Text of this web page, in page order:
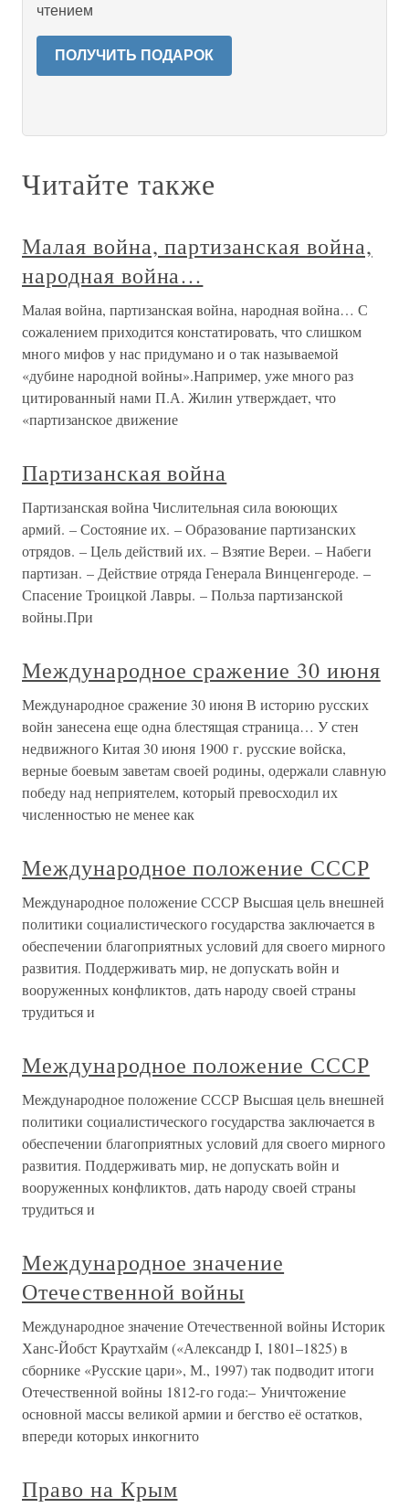
чтением
ПОЛУЧИТЬ ПОДАРОК
Читайте также
Малая война, партизанская война,
народная война…
Малая война, партизанская война, народная война… С
сожалением приходится констатировать, что слишком
много мифов у нас придумано и о так называемой
«дубине народной войны».Например, уже много раз
цитированный нами П.А. Жилин утверждает, что
«партизанское движение
Партизанская война
Партизанская война Числительная сила воюющих
армий. – Состояние их. – Образование партизанских
отрядов. – Цель действий их. – Взятие Вереи. – Набеги
партизан. – Действие отряда Генерала Винценгероде. –
Спасение Троицкой Лавры. – Польза партизанской
войны.При
Международное сражение 30 июня
Международное сражение 30 июня В историю русских
войн занесена еще одна блестящая страница… У стен
недвижного Китая 30 июня 1900 г. русские войска,
верные боевым заветам своей родины, одержали славную
победу над неприятелем, который превосходил их
численностью не менее как
Международное положение СССР
Международное положение СССР Высшая цель внешней
политики социалистического государства заключается в
обеспечении благоприятных условий для своего мирного
развития. Поддерживать мир, не допускать войн и
вооруженных конфликтов, дать народу своей страны
трудиться и
Международное положение СССР
Международное положение СССР Высшая цель внешней
политики социалистического государства заключается в
обеспечении благоприятных условий для своего мирного
развития. Поддерживать мир, не допускать войн и
вооруженных конфликтов, дать народу своей страны
трудиться и
Международное значение
Отечественной войны
Международное значение Отечественной войны Историк
Ханс-Йобст Краутхайм («Александр I, 1801–1825) в
сборнике «Русские цари», М., 1997) так подводит итоги
Отечественной войны 1812-го года:– Уничтожение
основной массы великой армии и бегство её остатков,
впереди которых инкогнито
Право на Крым